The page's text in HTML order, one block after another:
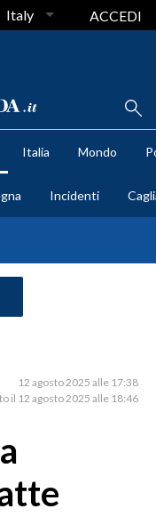
Italy ACCEDI
Italia Mondo
Incidenti
12 agosto 2025 alle 17:38
il 12 agosto 2025 alle 18:46